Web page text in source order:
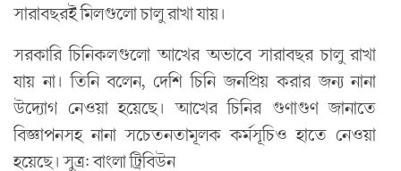
সারাবছরই মিলগুলো চালু রাখা যায়।
সরকারি চিনিকলগুলো আখের অভাবে সারাবছর চালু রাখা
যায় না। তিনি বলেন, দেশি চিনি জনপ্রিয় করার জন্য নানা
উদ্যোগ নেওয়া হয়েছে। আখের চিনির গুণাগুণ জানাতে
বিজ্ঞাপনসহ নানা সচেতনতামূলক কর্মসূচিও হাতে নেওয়া
হয়েছে। সুত্র: বাংলা ট্রিবিউন